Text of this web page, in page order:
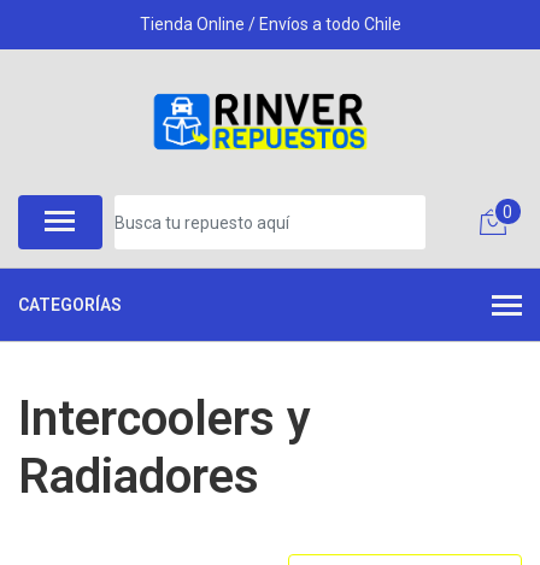
Tienda Online / Envíos a todo Chile
0
CATEGORÍAS
Intercoolers y
Radiadores